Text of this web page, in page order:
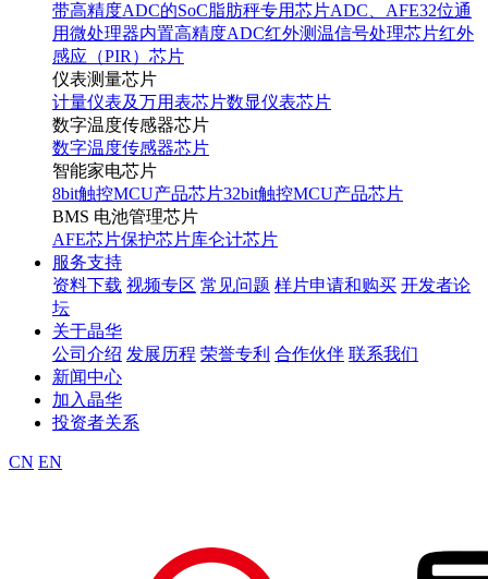
带高精度ADC的SoC 脂肪秤专用芯片ADC、AFE32位通
用微处理器内置高精度ADC红外测温信号处理芯片红外
感应（PIR）芯片
仪表测量芯片
计量仪表及万用表芯片数显仪表芯片
数字温度传感器芯片
数字温度传感器芯片
智能家电芯片
8bit触控MCU产品芯片32bit触控MCU产品芯片
BMS 电池管理芯片
AFE芯片保护芯片库仑计芯片
服务支持
资料下载 视频专区 常见问题 样片申请和购买 开发者论
坛
关于晶华
公司介绍 发展历程 荣誉专利 合作伙伴 联系我们
新闻中心
加入晶华
投资者关系
CN EN